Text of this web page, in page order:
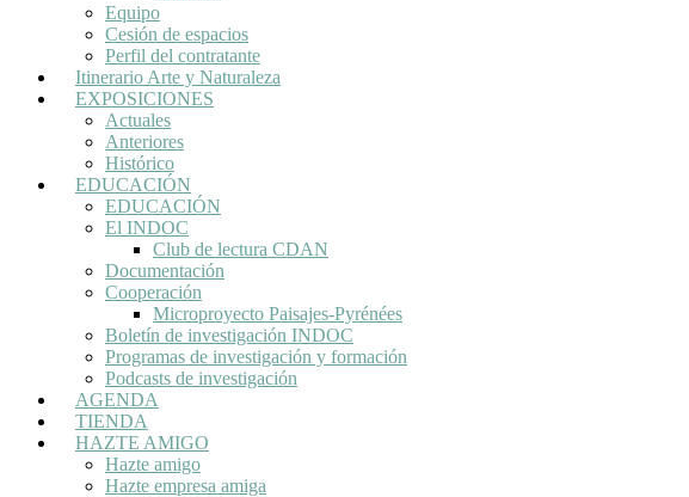
Equipo
Cesión de espacios
Perfil del contratante
Itinerario Arte y Naturaleza
EXPOSICIONES
Actuales
Anteriores
Histórico
EDUCACIÓN
EDUCACIÓN
El INDOC
Club de lectura CDAN
Documentación
Cooperación
Microproyecto Paisajes-Pyrénées
Boletín de investigación INDOC
Programas de investigación y formación
Podcasts de investigación
AGENDA
TIENDA
HAZTE AMIGO
Hazte amigo
Hazte empresa amiga